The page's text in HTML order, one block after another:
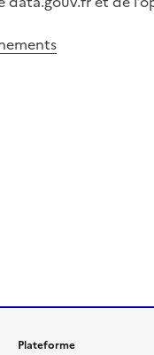
Plateforme